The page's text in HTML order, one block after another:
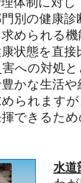
別の健康
められる
状態を直
害への対処
かな生活
られます
できるた
水道